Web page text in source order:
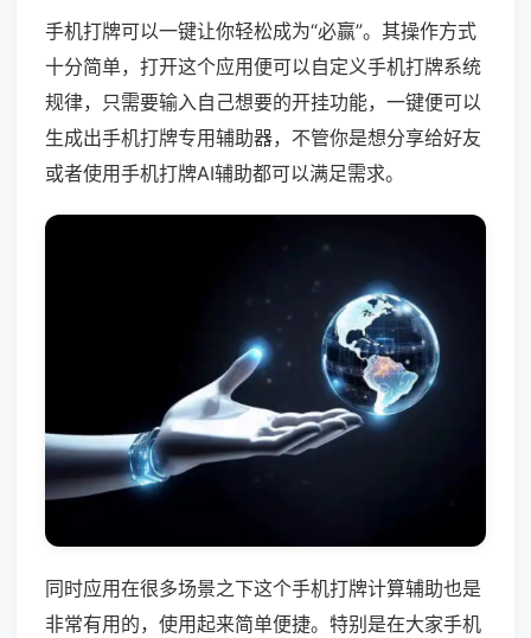
手机打牌可以一键让你轻松成为“必赢”。其操作方式
十分简单，打开这个应用便可以自定义手机打牌系统
规律，只需要输入自己想要的开挂功能，一键便可以
生成出手机打牌专用辅助器，不管你是想分享给好友
或者使用手机打牌AI辅助都可以满足需求。
同时应用在很多场景之下这个手机打牌计算辅助也是
非常有用的，使用起来简单便捷。特别是在大家手机